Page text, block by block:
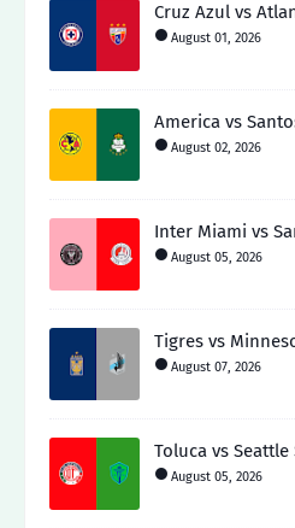
Cruz Azul vs
August 01, 2026
America vs
August 02, 2026
Inter Miami vs
August 05, 2026
Tigres vs
August 07, 2026
Toluca vs Seattle
August 05, 2026